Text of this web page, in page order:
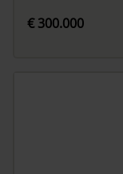
€ 300.000